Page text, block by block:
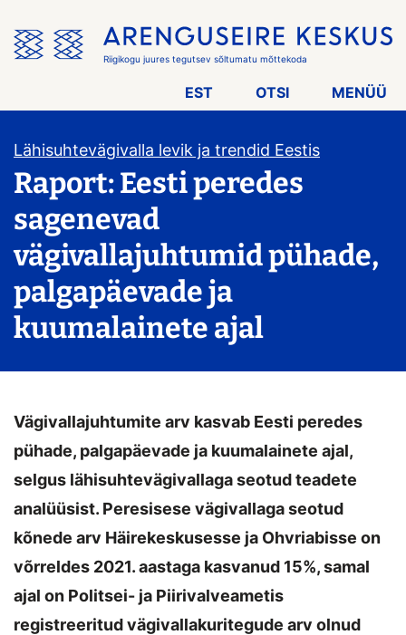
menüü
vahele
Riigikogu juures tegutsev sõltumatu mõttekoda
EST OTSI MENÜÜ
Lähisuhtevägivalla levik ja trendid Eestis
Raport: Eesti peredes
sagenevad
vägivallajuhtumid pühade,
palgapäevade ja
kuumalainete ajal
Vägivallajuhtumite arv kasvab Eesti peredes
pühade, palgapäevade ja kuumalainete ajal,
selgus lähisuhtevägivallaga seotud teadete
analüüsist. Peresisese vägivallaga seotud
kõnede arv Häirekeskusesse ja Ohvriabisse on
võrreldes 2021. aastaga kasvanud 15%, samal
ajal on Politsei- ja Piirivalveametis
registreeritud vägivallakuritegude arv olnud